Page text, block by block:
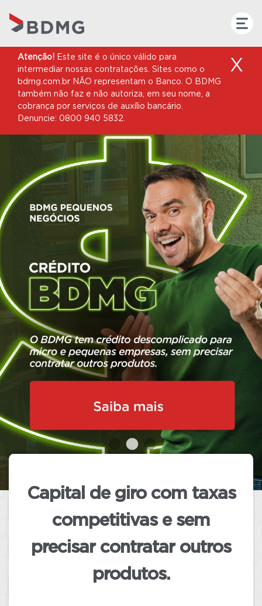
Atenção! Este site é o único válido para
intermediar nossas contratações. Sites como o
bdmg.com.br NÃO representam o Banco. O BDMG
também não faz e não autoriza, em seu nome, a
cobrança por serviços de auxílio bancário.
Denuncie: 0800 940 5832.
X
COMUNICADO
Informamos que,
no período que
antecede as eleiçõese em
conformidade
com a legislação
vigente, o BDMG manterá em seu site
exclusivamente os conteúdos
relacionados aos produtos e serviços
oferecidos pelo Banco.
Adicionalmente, os conteúdos relativos
ao atendimento aos clientes
continuarão disponíveis normalmente
(TRE) oficialize o término das eleições.
Capital de giro com taxas
competitivase sem
precisar contratar outros
produtos.